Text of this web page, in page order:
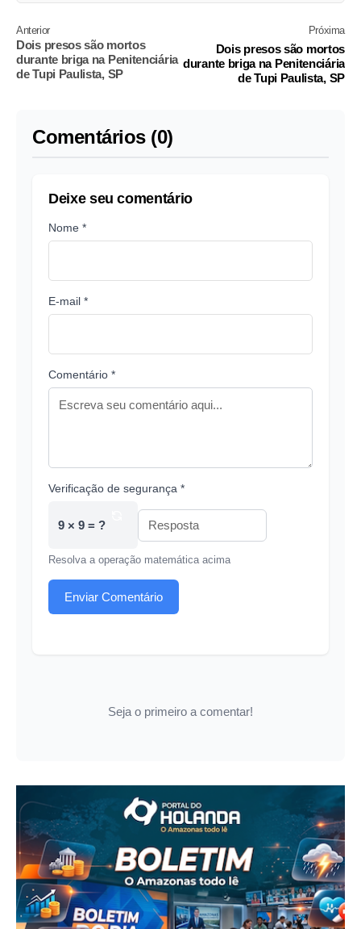
Anterior
Dois presos são mortos
durante briga na Penitenciária
de Tupi Paulista, SP
Próxima
Dois presos são mortos
durante briga na Penitenciária
de Tupi Paulista, SP
Comentários (0)
Deixe seu comentário
Nome *
E-mail *
Comentário *
Verificação de segurança *
9 × 9 = ?
Resolva a operação matemática acima
Enviar Comentário
Seja o primeiro a comentar!